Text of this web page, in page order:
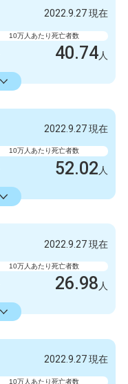
5798
2022.9.27 現在
10万人あたり死亡者数
40.74人
1051
2022.9.27 現在
10万人あたり死亡者数
52.02 人
2845
2022.9.27 現在
10万人あたり死亡者数
26.98 人
249
2022.9.27 現在
10万人あたり死亡者数